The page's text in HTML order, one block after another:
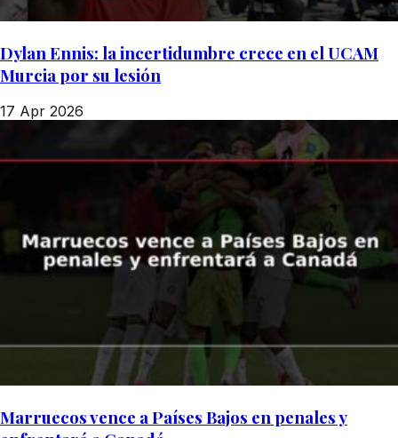
Dylan Ennis: la incertidumbre crece en el UCAM
Murcia por su lesión
17 Apr 2026
Marruecos vence a Países Bajos en penales y